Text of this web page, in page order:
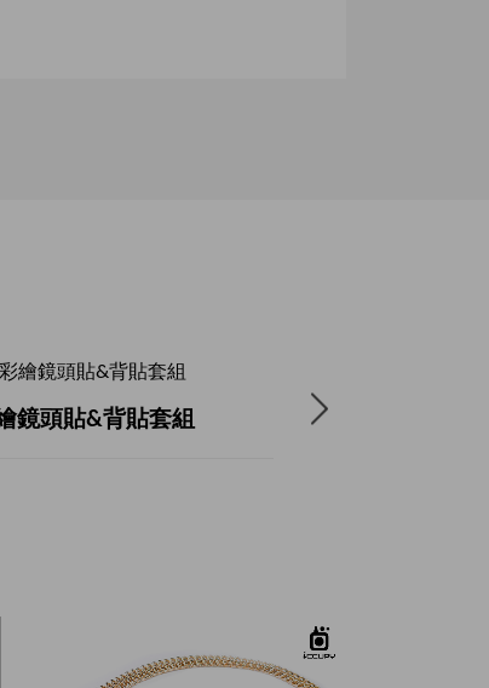
鏡頭貼&背貼套組